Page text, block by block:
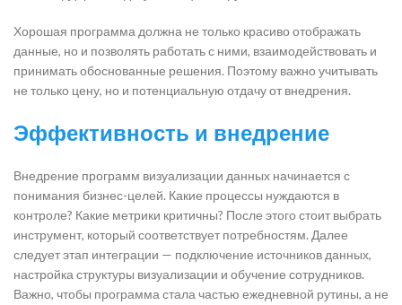
Хорошая программа должна не только красиво отображать
данные, но и позволять работать с ними, взаимодействовать и
принимать обоснованные решения. Поэтому важно учитывать
не только цену, но и потенциальную отдачу от внедрения.
Эффективность и внедрение
Внедрение программ визуализации данных начинается с
понимания бизнес-целей. Какие процессы нуждаются в
контроле? Какие метрики критичны? После этого стоит выбрать
инструмент, который соответствует потребностям. Далее
следует этап интеграции — подключение источников данных,
настройка структуры визуализации и обучение сотрудников.
Важно, чтобы программа стала частью ежедневной рутины, а не